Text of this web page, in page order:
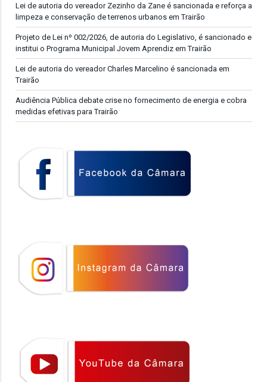
Lei de autoria do vereador Zezinho da Zane é sancionada e reforça a
limpeza e conservação de terrenos urbanos em Trairão
Projeto de Lei nº 002/2026, de autoria do Legislativo, é sancionado e
institui o Programa Municipal Jovem Aprendiz em Trairão
Lei de autoria do vereador Charles Marcelino é sancionada em
Trairão
Audiência Pública debate crise no fornecimento de energia e cobra
medidas efetivas para Trairão